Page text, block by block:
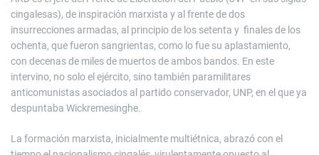
cingalesas), de inspiración marxista y al frente de dos
insurrecciones armadas, al principio de los setenta y finales de los
ochenta, que fueron sangrientas, como lo fue su aplastamiento,
con decenas de miles de muertos de ambos bandos. En este
intervino, no solo el ejército, sino también paramilitares
anticomunistas asociados al partido conservador, UNP, en el que ya
despuntaba Wickremesinghe.
La formación marxista, inicialmente multiétnica, abrazó con el